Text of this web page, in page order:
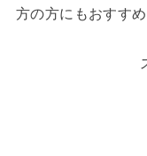
方の方にもおすすめ